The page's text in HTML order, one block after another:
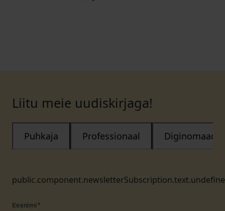
Liitu meie uudiskirjaga!
Puhkaja Professionaal Diginomaad
Eesnimi *